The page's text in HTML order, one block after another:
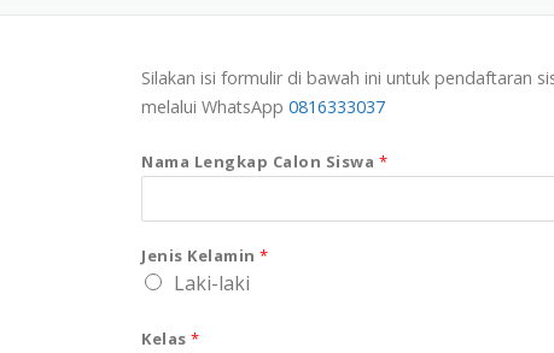
Silakan isi formulir di bawah ini untuk pendaftaran
melalui WhatsApp 0816333037
Nama Lengkap Calon Siswa *
Jenis Kelamin *
Laki-laki
Kelas *